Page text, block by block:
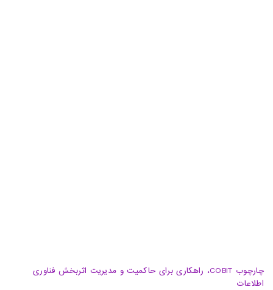
چارچوب COBIT، راهکاری برای حاکمیت و مدیریت اثربخش فناوری
اطلاعات